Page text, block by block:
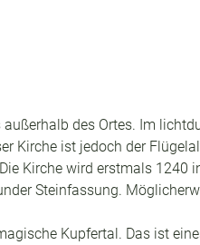
außerhalb des Ortes. Im
Kirche ist jedoch der
Kirche wird erstmals 1240
Steinfassung.
Kupfertal. Das ist